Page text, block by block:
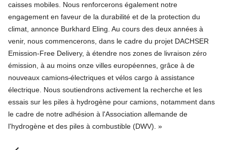
caisses mobiles. Nous renforcerons également notre
engagement en faveur de la durabilité et de la protection du
climat, annonce Burkhard Eling. Au cours des deux années à
venir, nous commencerons, dans le cadre du projet DACHSER
Emission-Free Delivery, à étendre nos zones de livraison zéro
émission, à au moins onze villes européennes, grâce à de
nouveaux camions électriques et vélos cargo à assistance
électrique. Nous soutiendrons activement la recherche et les
essais sur les piles à hydrogène pour camions, notamment dans
le cadre de notre adhésion à l'Association allemande de
l'hydrogène et des piles à combustible (DWV). »